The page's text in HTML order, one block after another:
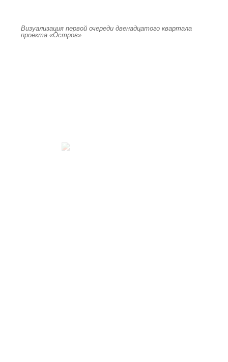
Визуализация первой очереди двенадцатого квартала
проекта «Остров»